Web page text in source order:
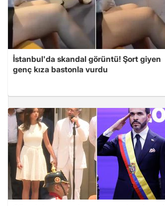
İstanbul'da skandal görüntü! Şort giyen
genç kıza bastonla vurdu